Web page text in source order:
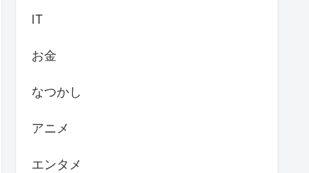
IT
お金
なつかし
アニメ
エンタメ